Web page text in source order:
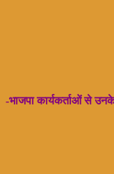
-भाजपा कार्यकर्ताओं से